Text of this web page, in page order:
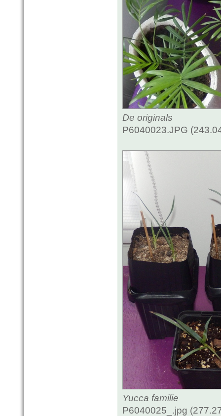
De originals
P6040023.JPG
Yucca familie
P6040025_.jpg